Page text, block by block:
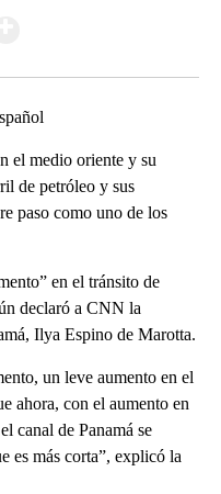
el medio oriente y su
de petróleo y sus
paso como uno de los
en el tránsito de
declaró a CNN la
Ilya Espino de Marotta.
un leve aumento en el
ahora, con el aumento en
canal de Panamá se
es más corta”, explicó la